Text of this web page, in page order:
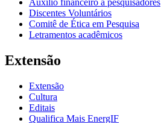
Auxílio financeiro a pesquisadores
Discentes Voluntários
Comitê de Ética em Pesquisa
Letramentos acadêmicos
Extensão
Extensão
Cultura
Editais
Qualifica Mais EnergIF